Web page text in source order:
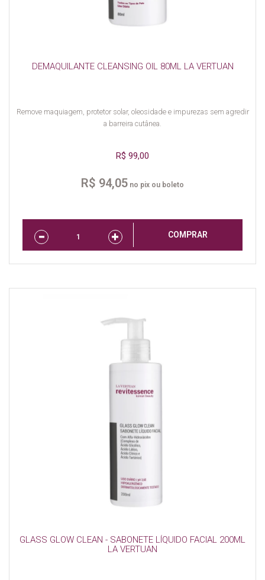
DEMAQUILANTE CLEANSING OIL 80ML LA VERTUAN
Remove maquiagem, protetor solar, oleosidade e impurezas sem agredir
a barreira cutânea.
R$ 99,00
R$ 94,05 no pix ou boleto
COMPRAR
GLASS GLOW CLEAN - SABONETE LÍQUIDO FACIAL 200ML
LA VERTUAN